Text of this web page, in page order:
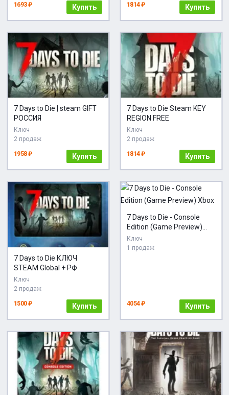
1693 ₽ Купить 1814 ₽ Купить
7 Days to Die | steam GIFT
РОССИЯ
Ключ
2 продаж
1958 ₽ Купить
7 Days to Die Steam KEY
REGION FREE
Ключ
2 продаж
1814 ₽ Купить
7 Days to Die КЛЮЧ
STEAM Global + РФ
Ключ
2 продаж
1500 ₽ Купить
7 Days to Die - Console
Edition (Game Preview)
Xbox
Ключ
1 продаж
4054 ₽ Купить